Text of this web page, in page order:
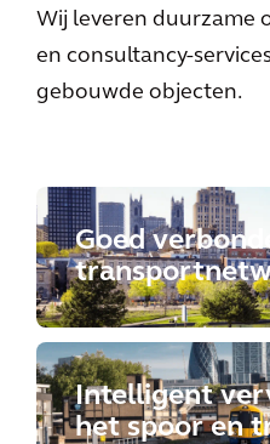
Wij leveren duurzame
en consultancy-
gebouwde objecten.
Goed
Intelligent
het spoor en